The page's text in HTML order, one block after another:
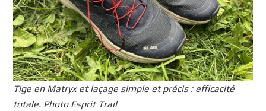
Tige en Matryx et laçage simple et précis : efficacité
totale. Photo Esprit Trail